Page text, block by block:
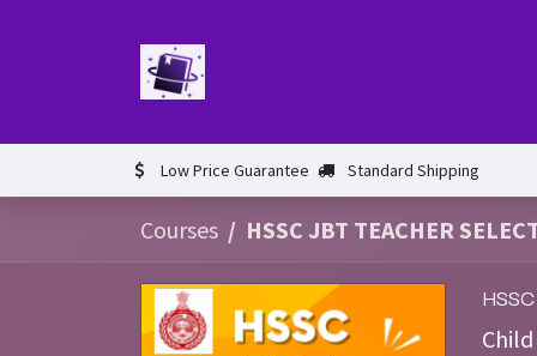
Low Price Guarantee Standard Shipping
Courses HSSC JBT TEACHER